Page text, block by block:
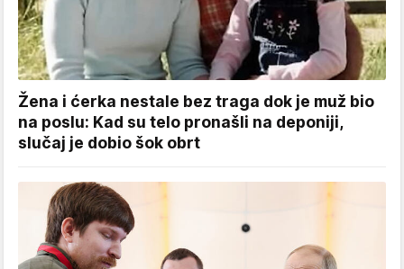
Žena i ćerka nestale bez traga dok je muž bio
na poslu: Kad su telo pronašli na deponiji,
slučaj je dobio šok obrt